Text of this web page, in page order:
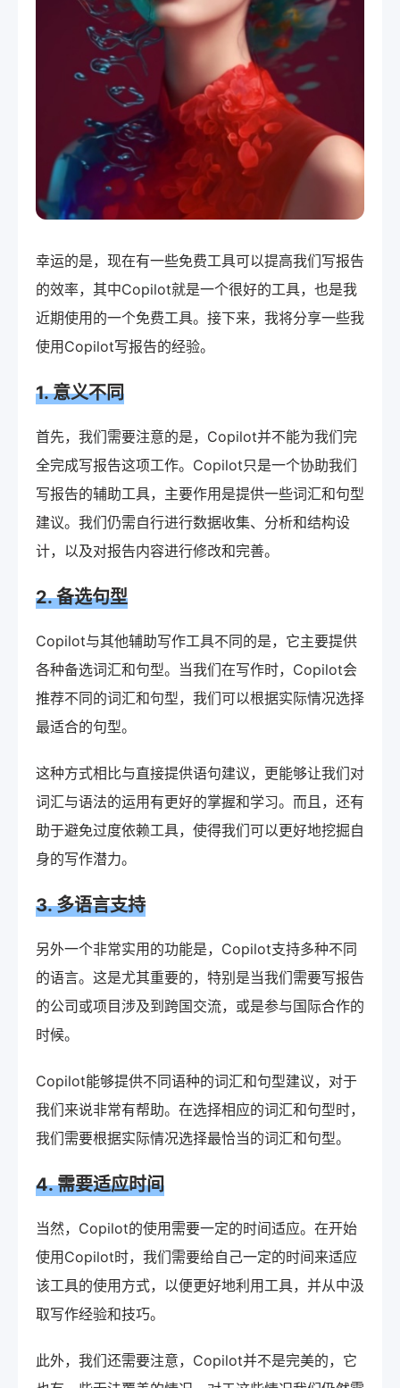
幸运的是，现在有一些免费工具可以提高我们写报告
的效率，其中Copilot就是一个很好的工具，也是我
近期使用的一个免费工具。接下来，我将分享一些我
使用Copilot写报告的经验。
1. 意义不同
首先，我们需要注意的是，Copilot并不能为我们完
全完成写报告这项工作。Copilot只是一个协助我们
写报告的辅助工具，主要作用是提供一些词汇和句型
建议。我们仍需自行进行数据收集、分析和结构设
计，以及对报告内容进行修改和完善。
2. 备选句型
Copilot与其他辅助写作工具不同的是，它主要提供
各种备选词汇和句型。当我们在写作时，Copilot会
推荐不同的词汇和句型，我们可以根据实际情况选择
最适合的句型。
这种方式相比与直接提供语句建议，更能够让我们对
词汇与语法的运用有更好的掌握和学习。而且，还有
助于避免过度依赖工具，使得我们可以更好地挖掘自
身的写作潜力。
3. 多语言支持
另外一个非常实用的功能是，Copilot支持多种不同
的语言。这是尤其重要的，特别是当我们需要写报告
的公司或项目涉及到跨国交流，或是参与国际合作的
时候。
Copilot能够提供不同语种的词汇和句型建议，对于
我们来说非常有帮助。在选择相应的词汇和句型时，
我们需要根据实际情况选择最恰当的词汇和句型。
4. 需要适应时间
当然，Copilot的使用需要一定的时间适应。在开始
使用Copilot时，我们需要给自己一定的时间来适应
该工具的使用方式，以便更好地利用工具，并从中汲
取写作经验和技巧。
此外，我们还需要注意，Copilot并不是完美的，它